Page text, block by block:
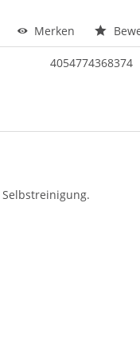
Merken
4054774368374